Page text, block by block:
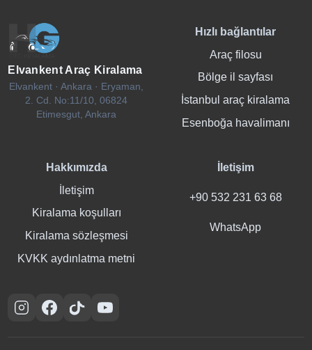
Elvankent Araç Kiralama
Elvankent · Ankara · Eryaman,
2. Cd. No:11/10, 06824
Etimesgut, Ankara
Hızlı bağlantılar
Araç filosu
Bölge il sayfası
İstanbul araç kiralama
Esenboğa havalimanı
Hakkımızda
İletişim
Kiralama koşulları
Kiralama sözleşmesi
KVKK aydınlatma metni
İletişim
+90 532 231 63 68
WhatsApp
InstagramFacebookTikTokYouTube